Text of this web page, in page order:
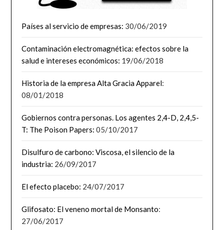
Países al servicio de empresas: 30/06/2019
Contaminación electromagnética: efectos sobre la
salud e intereses económicos: 19/06/2018
Historia de la empresa Alta Gracia Apparel:
08/01/2018
Gobiernos contra personas. Los agentes 2,4-D, 2,4,5-
T: The Poison Papers: 05/10/2017
Disulfuro de carbono: Viscosa, el silencio de la
industria: 26/09/2017
El efecto placebo: 24/07/2017
Glifosato: El veneno mortal de Monsanto:
27/06/2017